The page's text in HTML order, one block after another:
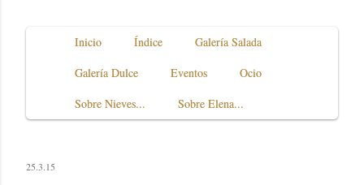
Inicio Índice
Galería Salada
Galería Dulce
Eventos
Ocio
Sobre Nieves...
Sobre Elena...
25.3.15